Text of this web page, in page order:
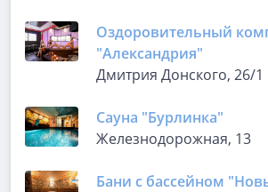
Оздоровительный
"Александрия"
Дмитрия Донского, 26/1
Сауна "Бурлинка"
Железнодорожная, 13
Бани с бассейном